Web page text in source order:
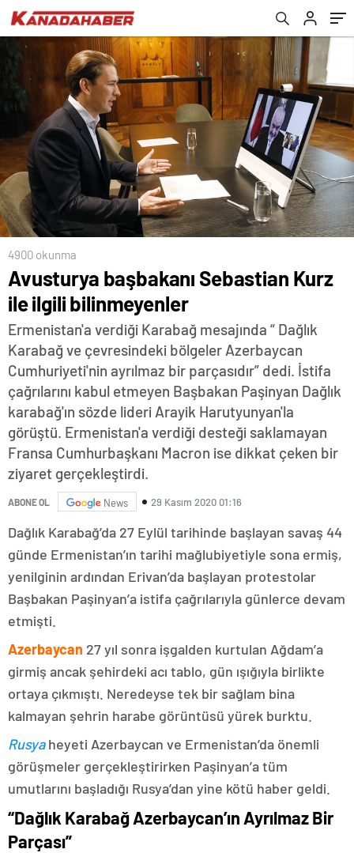
4900 okunma
Avusturya başbakanı Sebastian Kurz
ile ilgili bilinmeyenler
Ermenistan'a verdiği Karabağ mesajında “ Dağlık
Karabağ ve çevresindeki bölgeler Azerbaycan
Cumhuriyeti'nin ayrılmaz bir parçasıdır” dedi. İstifa
çağrılarını kabul etmeyen Başbakan Paşinyan Dağlık
karabağ'ın sözde lideri Arayik Harutyunyan'la
görüştü. Ermenistan'a verdiği desteği saklamayan
Fransa Cumhurbaşkanı Macron ise dikkat çeken bir
ziyaret gerçekleştirdi.
ABONE OL News 29 Kasım 2020 01:16
Dağlık Karabağ’da 27 Eylül tarihinde başlayan savaş 44
günde Ermenistan’ın tarihi mağlubiyetiyle sona ermiş,
yenilginin ardından Erivan’da başlayan protestolar
Başbakan Paşinyan’a istifa çağrılarıyla günlerce devam
etmişti.
Azerbaycan 27 yıl sonra işgalden kurtulan Ağdam’a
girmiş ancak şehirdeki acı tablo, gün ışığıyla birlikte
ortaya çıkmıştı. Neredeyse tek bir sağlam bina
kalmayan şehrin harabe görüntüsü yürek burktu.
Rusyaheyeti Azerbaycan ve Ermenistan’da önemli
görüşmeler gerçekleştirirken Paşinyan’a tüm
umutlarını başladığı Rusya’dan yine kötü haber geldi.
“Dağlık Karabağ Azerbaycan’ın Ayrılmaz Bir
Parçası”